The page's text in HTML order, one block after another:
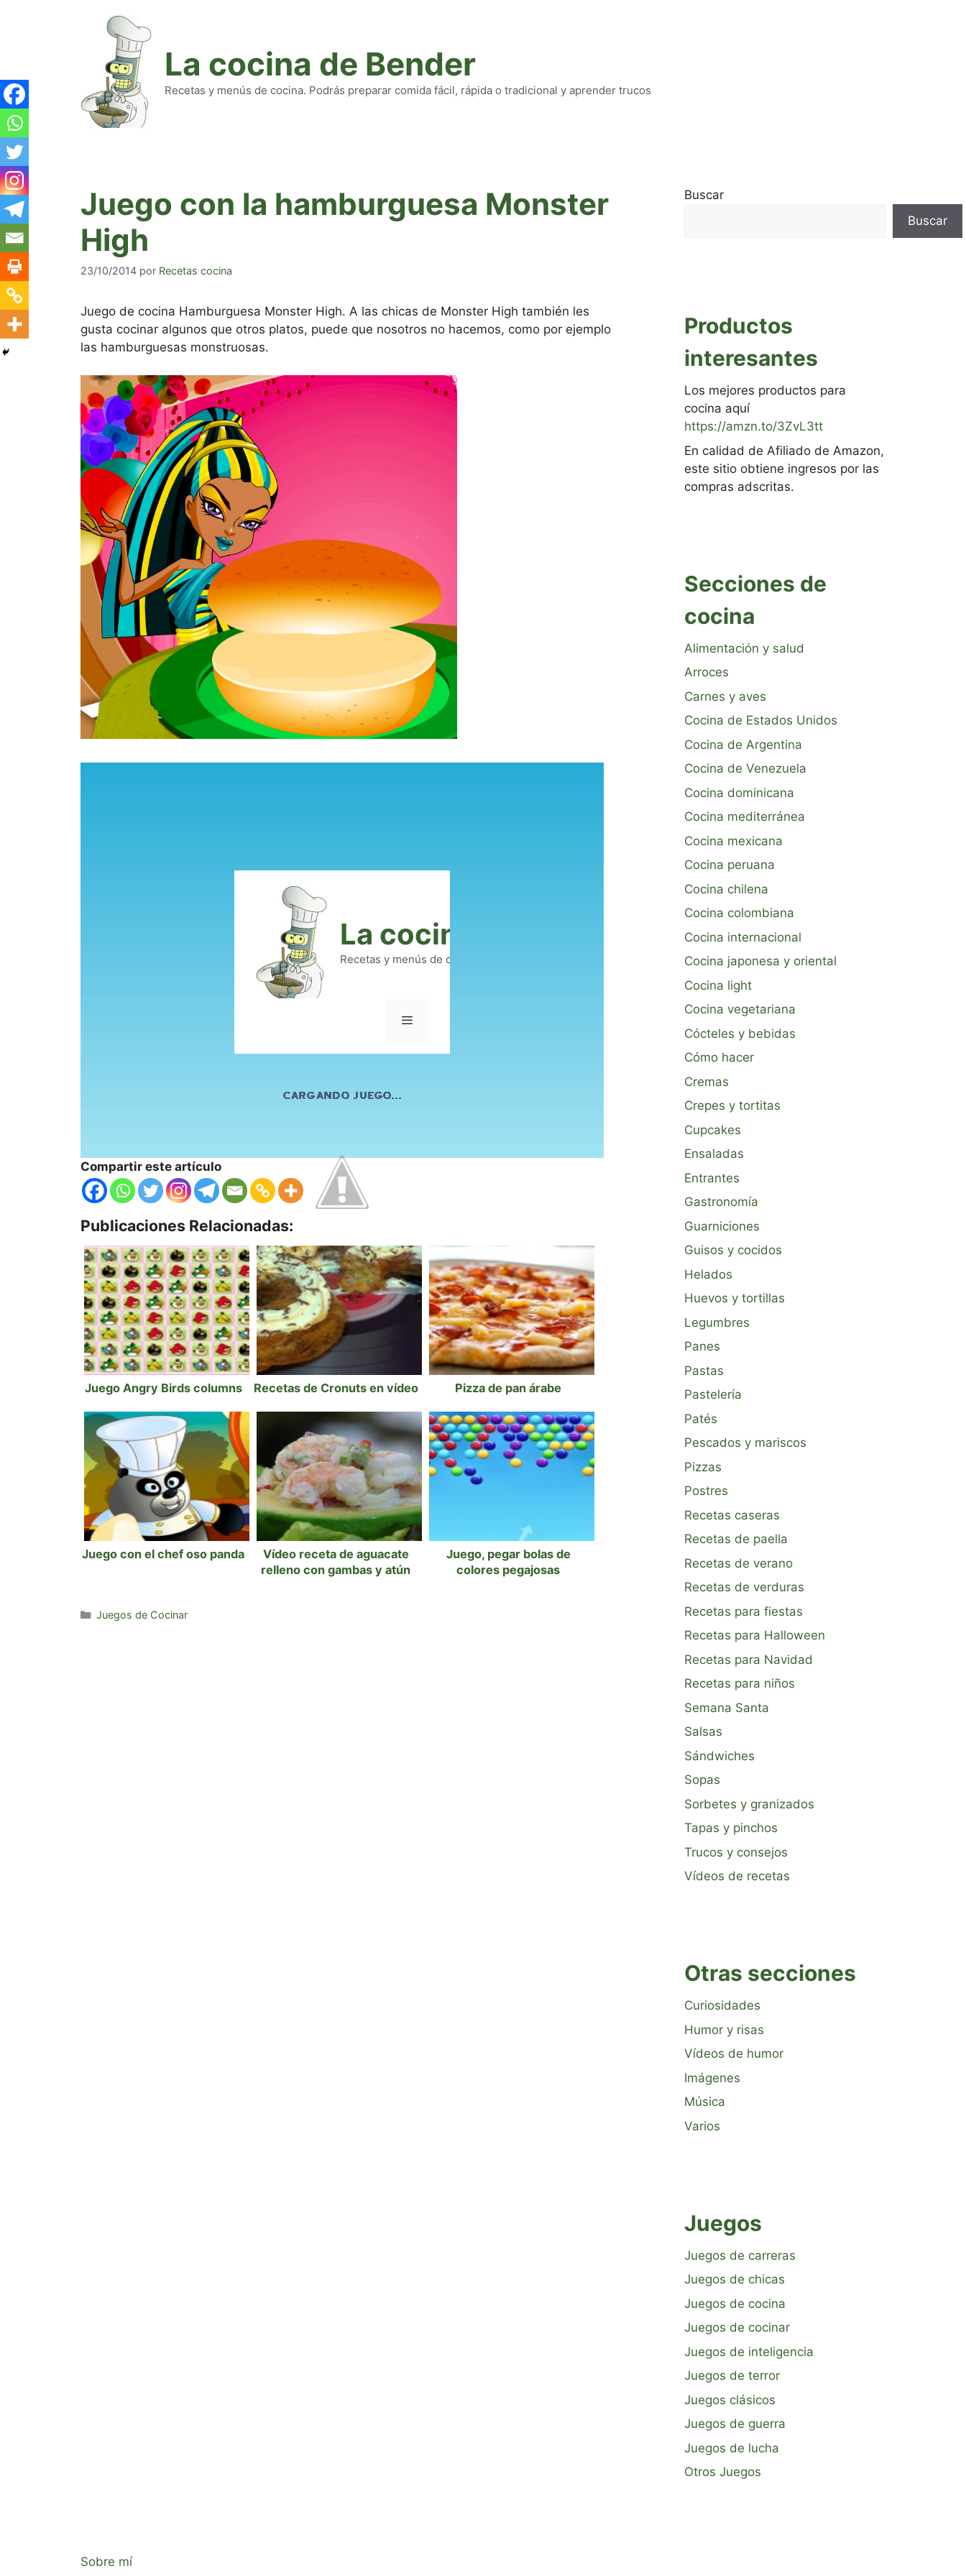
La cocina de Bender
Recetas y menús de cocina. Podrás preparar comida fácil, rápida o tradicional y aprender trucos
Juego con la hamburguesa Monster
High
23/10/2014 por Recetas cocina
Juego de cocina Hamburguesa Monster High. A las chicas de Monster High también les
gusta cocinar algunos que otros platos, puede que nosotros no hacemos, como por ejemplo
las hamburguesas monstruosas.
Compartir este artículo
Publicaciones Relacionadas:
Juego Angry Birds columns Recetas de Cronuts en vídeo Pizza de pan árabe
Juego con el chef oso panda
Vídeo receta de aguacate
relleno con gambas y atún
Juego, pegar bolas de
colores pegajosas
Categorías
Juegos de Cocinar
Buscar
Buscar
Productos
interesantes
Los mejores productos para
cocina aquí
https://amzn.to/3ZvL3tt
En calidad de Afiliado de Amazon,
este sitio obtiene ingresos por las
compras adscritas.
Secciones de
cocina
Alimentación y salud
Arroces
Carnes y aves
Cocina de Estados Unidos
Cocina de Argentina
Cocina de Venezuela
Cocina dominicana
Cocina mediterránea
Cocina mexicana
Cocina peruana
Cocina chilena
Cocina colombiana
Cocina internacional
Cocina japonesa y oriental
Cocina light
Cocina vegetariana
Cócteles y bebidas
Cómo hacer
Cremas
Crepes y tortitas
Cupcakes
Ensaladas
Entrantes
Gastronomía
Guarniciones
Guisos y cocidos
Helados
Huevos y tortillas
Legumbres
Panes
Pastas
Pastelería
Patés
Pescados y mariscos
Pizzas
Postres
Recetas caseras
Recetas de paella
Recetas de verano
Recetas de verduras
Recetas para fiestas
Recetas para Halloween
Recetas para Navidad
Recetas para niños
Semana Santa
Salsas
Sándwiches
Sopas
Sorbetes y granizados
Tapas y pinchos
Trucos y consejos
Vídeos de recetas
Otras secciones
Curiosidades
Humor y risas
Vídeos de humor
Imágenes
Música
Varios
Juegos
Juegos de carreras
Juegos de chicas
Juegos de cocina
Juegos de cocinar
Juegos de inteligencia
Juegos de terror
Juegos clásicos
Juegos de guerra
Juegos de lucha
Otros Juegos
Sobre mí